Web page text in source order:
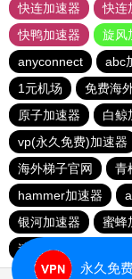
快连加速器
快连
快鸭加速器
旋风
anyconnect
abc
1元机场
免费海
原子加速器
白鲸
vp(永久免费)加速器
海外梯子官网
青
hammer加速器
银河加速器
蜜蜂
速鹰666
永久免